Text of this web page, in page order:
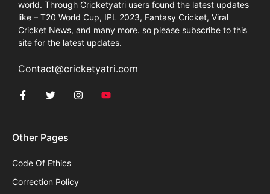
world. Through Cricketyatri users found the latest updates
like – T20 World Cup, IPL 2023, Fantasy Cricket, Viral
Cricket News, and many more. so please subscribe to this
site for the latest updates.
Contact@cricketyatri.com
Other Pages
Code Of Ethics
Correction Policy